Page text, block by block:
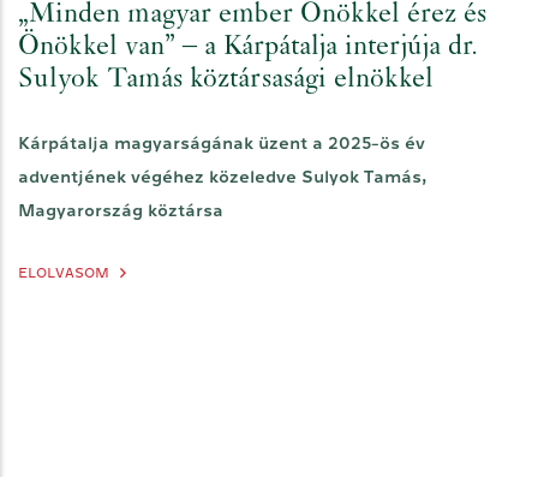
„Minden magyar ember Önökkel érez és
Önökkel van” – a Kárpátalja interjúja dr.
Sulyok Tamás köztársasági elnökkel
Kárpátalja magyarságának üzent a 2025-ös év
adventjének végéhez közeledve Sulyok Tamás,
Magyarország köztársa
ELOLVASOM